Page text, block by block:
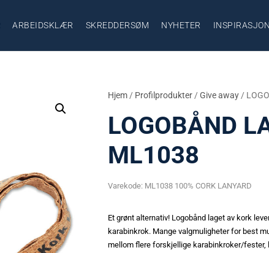
ARBEIDSKLÆR SKREDDERSØM NYHETER INSPIRASJON
Hjem / Profilprodukter /Give away /
LOGOBÅND
ML1038
Varekode: ML1038 100% CORK LANYARD
Et grønt alternativ! Logobånd laget av kork
karabinkrok. Mange valgmuligheter for best
mellom flere forskjellige karabinkroker/